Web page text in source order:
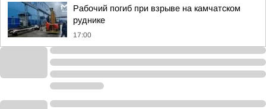
Рабочий погиб при взрыве на камчатском
руднике
17:00